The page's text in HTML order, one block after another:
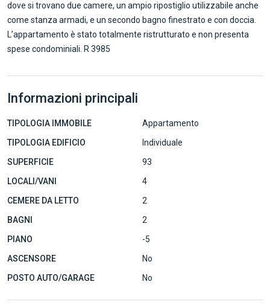
dove si trovano due camere, un ampio ripostiglio utilizzabile anche
come stanza armadi, e un secondo bagno finestrato e con doccia.
L’appartamento è stato totalmente ristrutturato e non presenta
spese condominiali. R 3985
Informazioni principali
TIPOLOGIA IMMOBILE
Appartamento
TIPOLOGIA EDIFICIO
Individuale
SUPERFICIE
93
LOCALI/VANI
4
CEMERE DA LETTO
2
BAGNI
2
PIANO
-5
ASCENSORE
No
POSTO AUTO/GARAGE
No